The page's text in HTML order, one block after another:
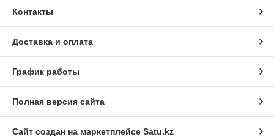
Контакты
Доставка и оплата
График работы
Полная версия сайта
Сайт создан на маркетплейсе Satu.kz